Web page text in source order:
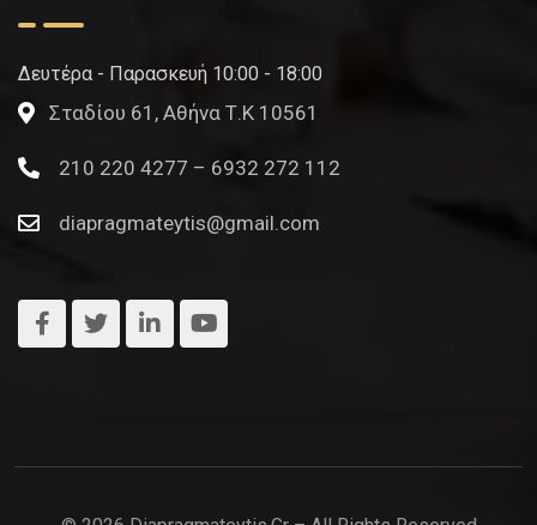
Δευτέρα - Παρασκευή 10:00 - 18:00
Σταδίου 61, Αθήνα Τ.Κ 10561
210 220 4277 – 6932 272 112
diapragmateytis@gmail.com